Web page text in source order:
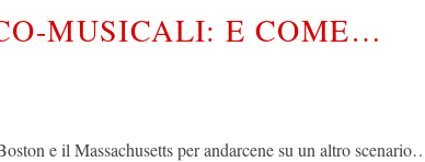
MUSICALI: E COME…
e il Massachusetts per andarcene su un altro